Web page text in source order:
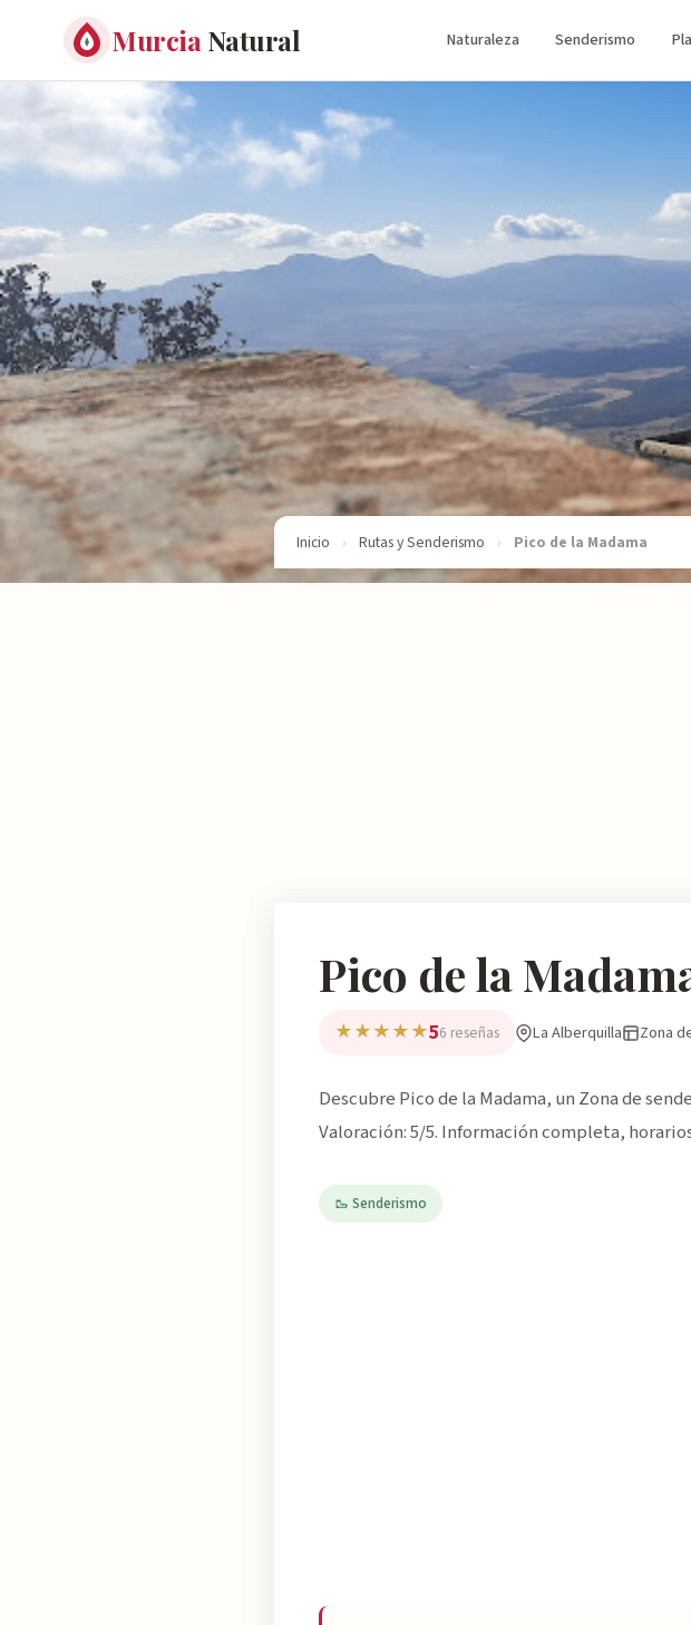
Murcia Natural Naturaleza Senderismo
Inicio › Rutas y Senderismo › Pico de la Madama
Pico de la
★★★★★56 reseñas La Alberquilla Zona
Descubre Pico de la Madama, un Zona de
Valoración: 5/5. Información completa,
🥾 Senderismo